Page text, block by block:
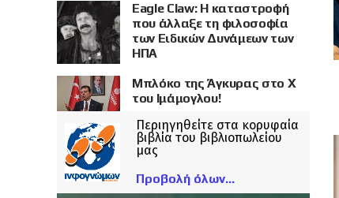
Eagle Claw: Η καταστροφή
που άλλαξε τη φιλοσοφία
των Ειδικών Δυνάμεων των
ΗΠΑ
Μπλόκο της Άγκυρας στο X
του Ιμάμογλου!
Περιηγηθείτε στα κορυφαία
βιβλία του βιβλιοπωλείου
μας
Προβολή όλων